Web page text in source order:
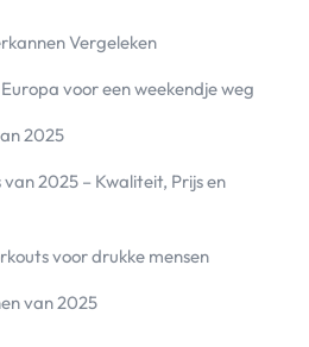
Vergeleken
voor een weekendje weg
2025
2025 – Kwaliteit, Prijs en
voor drukke mensen
van 2025